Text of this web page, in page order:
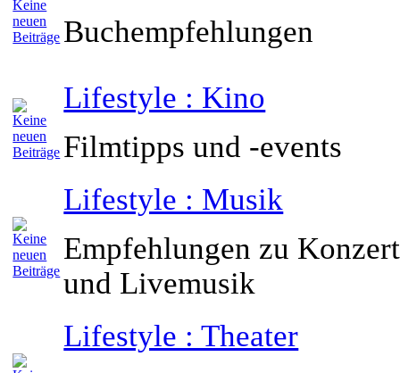
Buchempfehlungen
Lifestyle : Kino
Filmtipps und -events
Lifestyle : Musik
Empfehlungen zu
und Livemusik
Lifestyle : Theater